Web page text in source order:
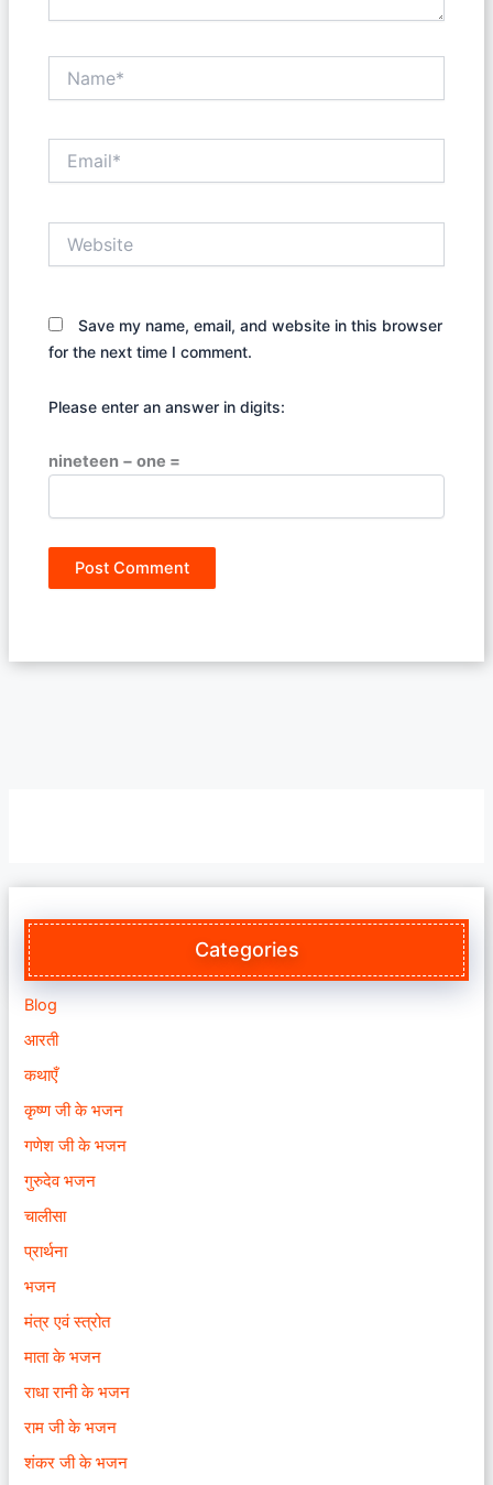
Save my name, email, and website in this browser
for the next time I comment.
Please enter an answer in digits:
nineteen − one =
Categories
Blog
आरती
कथाएँ
कृष्ण जी के भजन
गणेश जी के भजन
गुरुदेव भजन
चालीसा
प्रार्थना
भजन
मंत्र एवं स्त्रोत
माता के भजन
राधा रानी के भजन
राम जी के भजन
शंकर जी के भजन